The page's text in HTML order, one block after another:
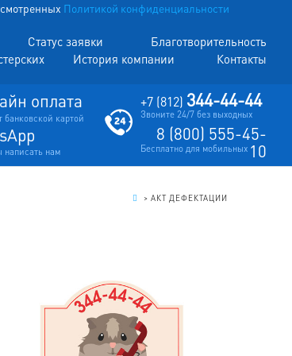
Политикой конфиденциальности
Статус заявки
Благотворительность
История компании Контакты
оплата
банковской картой
написать нам
+7 (812) 344-44-44
Звоните 24/7 без выходных
8 (800) 555-45-
10
Бесплатно для мобильных
> АКТ ДЕФЕКТАЦИИ